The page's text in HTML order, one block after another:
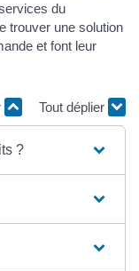
du
trouver une solution
et font leur
Tout déplier
?